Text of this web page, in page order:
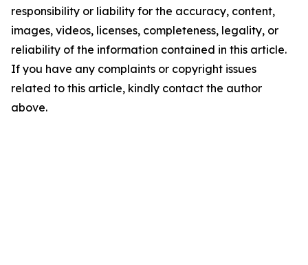
responsibility or liability for the accuracy, content,
images, videos, licenses, completeness, legality, or
reliability of the information contained in this article.
If you have any complaints or copyright issues
related to this article, kindly contact the author
above.